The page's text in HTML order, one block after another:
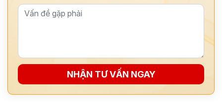
NHẬN TƯ VẤN NGAY